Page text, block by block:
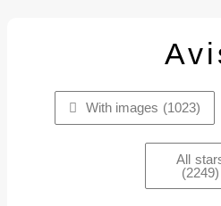
With images (1023)
All
(2249)